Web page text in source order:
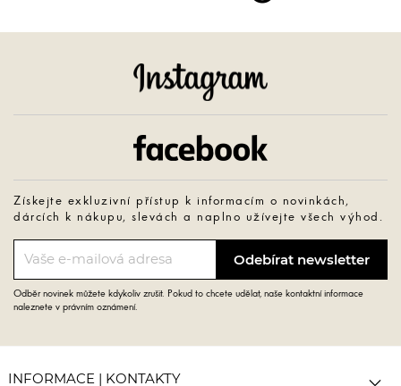
Získejte exkluzivní přístup k informacím o novinkách,
dárcích k nákupu, slevách a naplno užívejte všech výhod.
Odběr novinek můžete kdykoliv zrušit. Pokud to chcete udělat, naše kontaktní informace
naleznete v právním oznámení.
INFORMACE | KONTAKTY